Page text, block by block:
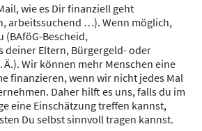
wie es Dir finanziell geht
arbeitssuchend …). Wenn möglich,
(BAföG-Bescheid,
deiner Eltern, Bürgergeld- oder
Wir können mehr Menschen eine
finanzieren, wenn wir nicht jedes Mal
Daher hilft es uns, falls du im
eine Einschätzung treffen kannst,
Du selbst sinnvoll tragen kannst.